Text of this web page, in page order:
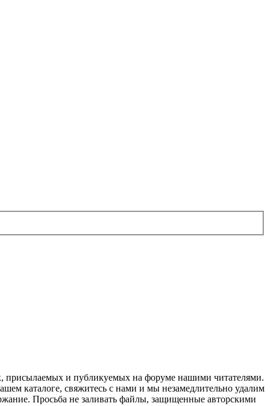
присылаемых и публикуемых на форуме нашими читателями.
каталоге, свяжитесь с нами и мы незамедлительно удалим
Просьба не заливать файлы, защищенные авторскими